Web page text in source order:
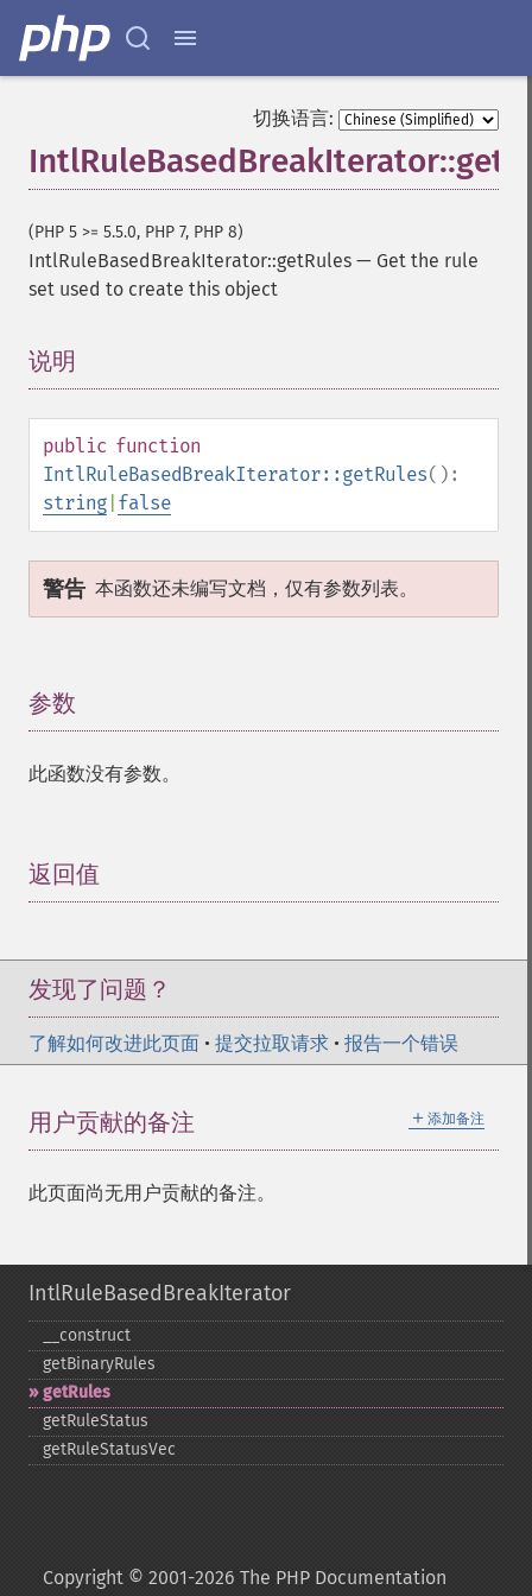
切换语言:
(PHP 5 >= 5.5.0, PHP 7, PHP 8)
IntlRuleBasedBreakIterator::getRules — Get the rule
set used to create this object
说明
public function
IntlRuleBasedBreakIterator::getRules():
string false
警告 本函数还未编写文档，仅有参数列表。
参数
此函数没有参数。
返回值
发现了问题？
了解如何改进此页面 • 提交拉取请求 • 报告一个错误
＋ 添加备注
用户贡献的备注
此页面尚无用户贡献的备注。
IntlRuleBasedBreakIterator
_​_​construct
getBinaryRules
getRules
getRuleStatus
getRuleStatusVec
Copyright © 2001-2026 The PHP Documentation